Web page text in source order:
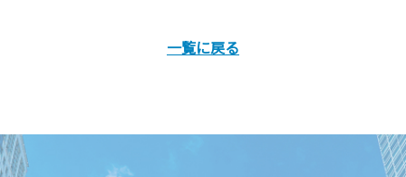
一覧に戻る